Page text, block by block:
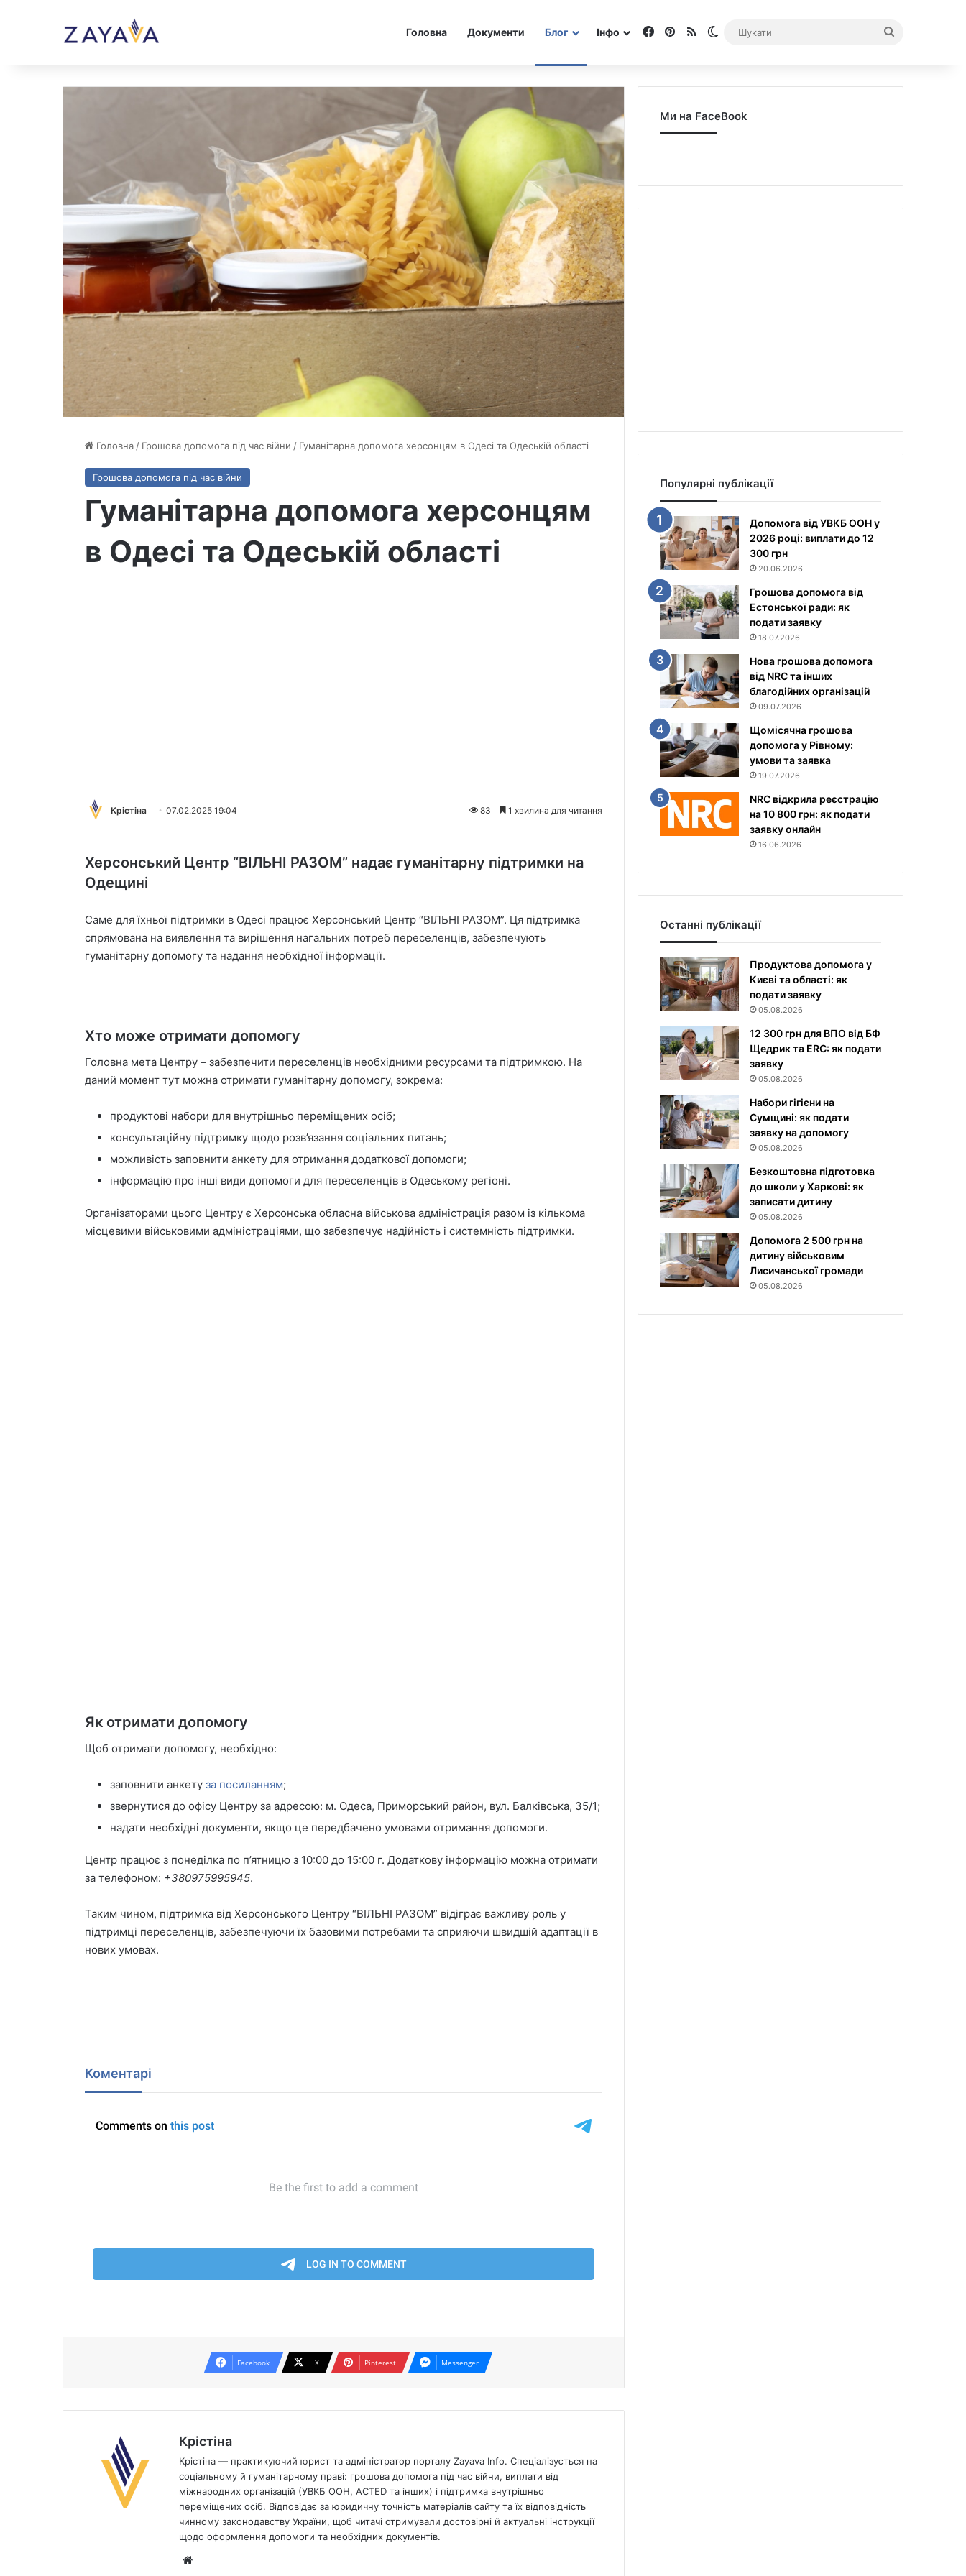
Головна Документи Блог Інфо Facebook
Pinterest
RSS Switch skin
Головна / Грошова допомога під час війни / Гуманітарна допомога херсонцям в Одесі та Одеській області
Грошова допомога під час війни
Гуманітарна допомога херсонцям
в Одесі та Одеській області
Крістіна 07.02.2025 19:04 83 1 хвилина для читання
Херсонський Центр “ВІЛЬНІ РАЗОМ” надає гуманітарну підтримки на
Одещині
Саме для їхньої підтримки в Одесі працює Херсонський Центр “ВІЛЬНІ РАЗОМ”. Ця підтримка
спрямована на виявлення та вирішення нагальних потреб переселенців, забезпечують
гуманітарну допомогу та надання необхідної інформації.
Хто може отримати допомогу
Головна мета Центру – забезпечити переселенців необхідними ресурсами та підтримкою. На
даний момент тут можна отримати гуманітарну допомогу, зокрема:
продуктові набори для внутрішньо переміщених осіб;
консультаційну підтримку щодо розв’язання соціальних питань;
можливість заповнити анкету для отримання додаткової допомоги;
інформацію про інші види допомоги для переселенців в Одеському регіоні.
Організаторами цього Центру є Херсонська обласна військова адміністрація разом із кількома
місцевими військовими адміністраціями, що забезпечує надійність і системність підтримки.
Як отримати допомогу
Щоб отримати допомогу, необхідно:
заповнити анкету за посиланням;
звернутися до офісу Центру за адресою: м. Одеса, Приморський район, вул. Балківська, 35/1;
надати необхідні документи, якщо це передбачено умовами отримання допомоги.
Центр працює з понеділка по п’ятницю з 10:00 до 15:00 г. Додаткову інформацію можна отримати
за телефоном: +380975995945.
Таким чином, підтримка від Херсонського Центру “ВІЛЬНІ РАЗОМ” відіграє важливу роль у
підтримці переселенців, забезпечуючи їх базовими потребами та сприяючи швидшій адаптації в
нових умовах.
Коментарі
Facebook X Pinterest Messenger
Крістіна
Крістіна — практикуючий юрист та адміністратор порталу Zayava Info. Спеціалізується на
соціальному й гуманітарному праві: грошова допомога під час війни, виплати від
міжнародних організацій (УВКБ ООН, ACTED та інших) і підтримка внутрішньо
переміщених осіб. Відповідає за юридичну точність матеріалів сайту та їх відповідність
чинному законодавству України, щоб читачі отримували достовірні й актуальні інструкції
щодо оформлення допомоги та необхідних документів.
Ми на FaceBook
Популярні публікації
Допомога від УВКБ ООН у
2026 році: виплати до 12
300 грн
20.06.2026
Грошова допомога від
Естонської ради: як
подати заявку
18.07.2026
Нова грошова допомога
від NRC та інших
благодійних організацій
09.07.2026
Щомісячна грошова
допомога у Рівному:
умови та заявка
19.07.2026
NRC відкрила реєстрацію
на 10 800 грн: як подати
заявку онлайн
16.06.2026
Останні публікації
Продуктова допомога у
Києві та області: як
подати заявку
05.08.2026
12 300 грн для ВПО від БФ
Щедрик та ERC: як подати
заявку
05.08.2026
Набори гігієни на
Сумщині: як подати
заявку на допомогу
05.08.2026
Безкоштовна підготовка
до школи у Харкові: як
записати дитину
05.08.2026
Допомога 2 500 грн на
дитину військовим
Лисичанської громади
05.08.2026